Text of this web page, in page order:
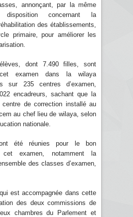
annonçant, par la même
concernant la
des établissements,
primaire, pour améliorer les
dont 7.490 filles, sont
examen dans la wilaya
sur 235 centres d’examen,
encadreurs, sachant que la
de correction installé au
au chef lieu de wilaya, selon
nationale.
été réunies pour le bon
cet examen, notamment la
des classes d’examen,
est accompagnée dans cette
des deux commissions de
chambres du Parlement et